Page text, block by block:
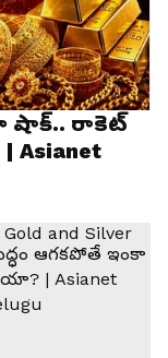
షాక్.. రాకెట్
Asianet